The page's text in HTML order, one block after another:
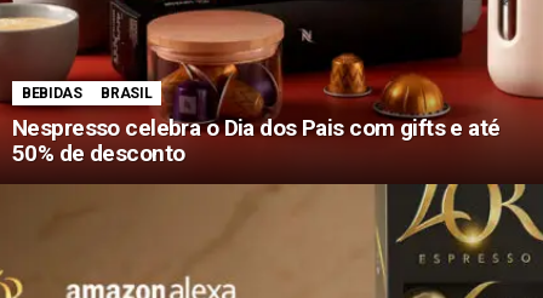
BEBIDAS BRASIL
Nespresso celebra o Dia dos Pais com gifts e até
50% de desconto